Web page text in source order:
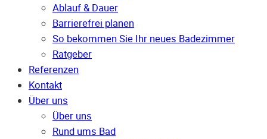
Ablauf & Dauer
Barrierefrei planen
So bekommen Sie Ihr neues Badezimmer
Ratgeber
Referenzen
Kontakt
Über uns
Über uns
Rund ums Bad